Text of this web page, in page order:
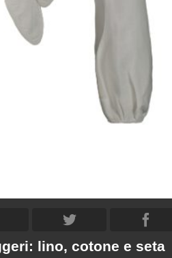
lino, cotone e seta